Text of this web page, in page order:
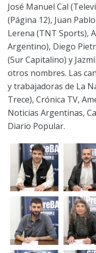
José Manuel Cal
(Página 12), Juan
Lerena (TNT Sports),
Argentino), Diego
(Sur Capitalino) y
otros nombres. Las
y trabajadoras de La
Trece), Crónica TV,
Noticias Argentinas,
Diario Popular.